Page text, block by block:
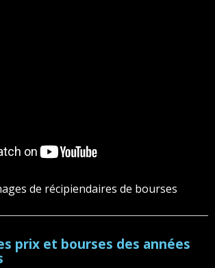
de récipiendaires de bourses
prix et bourses des années